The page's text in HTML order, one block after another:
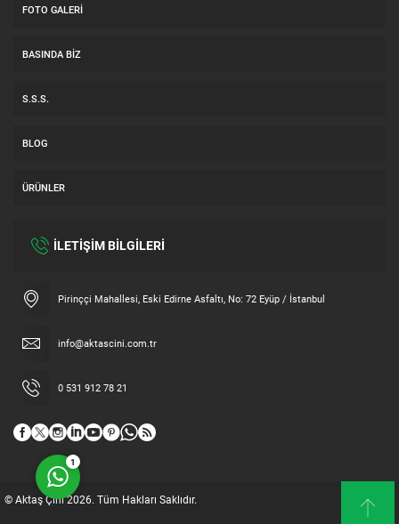
FOTO GALERI
BASINDA BIZ
S.S.S.
BLOG
ÜRÜNLER
İLETİŞİM BİLGİLERİ
Pirinççi Mahallesi, Eski Edirne Asfaltı, No: 72 Eyüp / İstanbul
info@aktascini.com.tr
0 531 912 78 21
© Aktaş Çini 2026. Tüm Hakları Saklıdır.
1